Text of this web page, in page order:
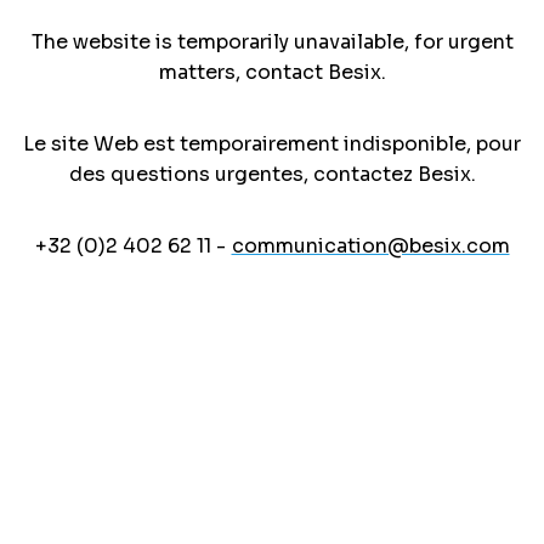
The website is temporarily unavailable, for urgent
matters, contact Besix.
Le site Web est temporairement indisponible, pour
des questions urgentes, contactez Besix.
+32 (0)2 402 62 11 - communication@besix.com